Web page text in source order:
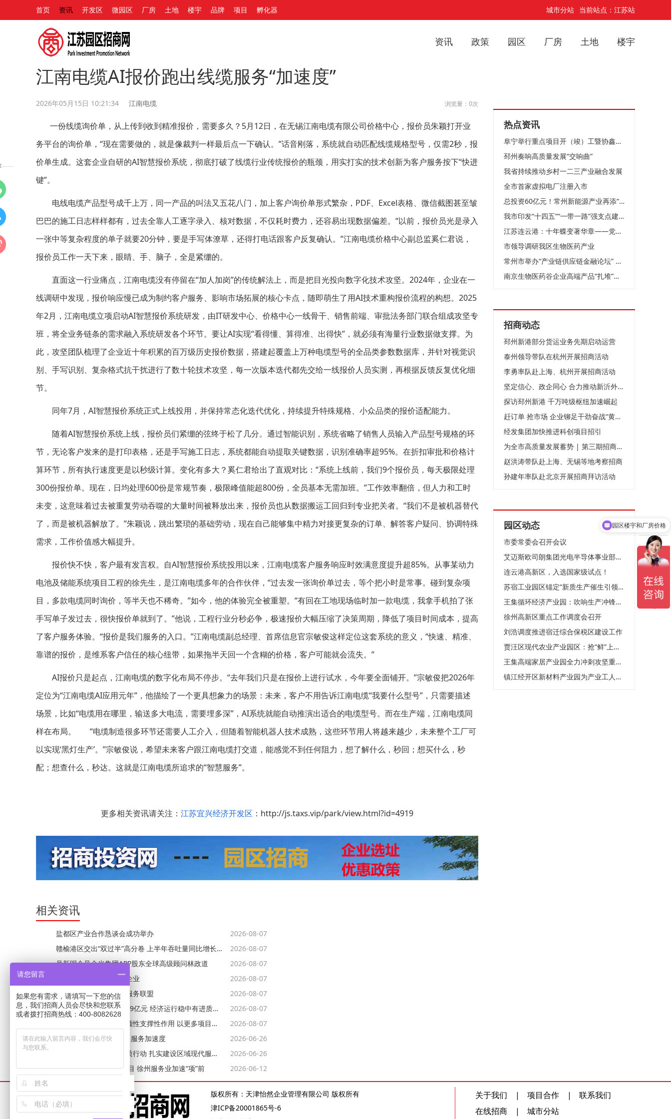
首页 资讯 开发区 微园区 厂房 土地 楼宇 品牌 项目 孵化器 城市分站 当前站点：江苏站
资讯 政策 园区 厂房 土地 楼宇
江南电缆AI报价跑出线缆服务“加速度”
2026年05月15日 10:21:34 江南电缆 浏览量：0次
一份线缆询价单，从上传到收到精准报价，需要多久？5月12日，在无锡江南电缆有限公司价格中心，报价员朱颖打开业
务平台的询价单，“现在需要做的，就是像裁判一样最后点一下确认。”话音刚落，系统就自动匹配线缆规格型号，仅需2秒，报
价单生成。这套企业自研的AI智慧报价系统，彻底打破了线缆行业传统报价的瓶颈，用实打实的技术创新为客户服务按下“快进
键”。
电线电缆产品型号成千上万，同一产品的叫法又五花八门，加上客户询价单形式繁杂，PDF、Excel表格、微信截图甚至皱
巴巴的施工日志样样都有，过去全靠人工逐字录入、核对数据，不仅耗时费力，还容易出现数据偏差。“以前，报价员光是录入
一张中等复杂程度的单子就要20分钟，要是手写体潦草，还得打电话跟客户反复确认。”江南电缆价格中心副总监奚仁君说，
报价员工作一天下来，眼睛、手、脑子，全是紧绷的。
直面这一行业痛点，江南电缆没有停留在“加人加岗”的传统解法上，而是把目光投向数字化技术攻坚。2024年，企业在一
线调研中发现，报价响应慢已成为制约客户服务、影响市场拓展的核心卡点，随即萌生了用AI技术重构报价流程的构想。2025
年2月，江南电缆立项启动AI智慧报价系统研发，由IT研发中心、价格中心一线骨干、销售前端、审批法务部门联合组成攻坚专
班，将全业务链条的需求融入系统研发各个环节。要让AI实现“看得懂、算得准、出得快”，就必须有海量行业数据做支撑。为
此，攻坚团队梳理了企业近十年积累的百万级历史报价数据，搭建起覆盖上万种电缆型号的全品类参数数据库，并针对视觉识
别、手写识别、复杂格式抗干扰进行了数十轮技术攻坚，每一次版本迭代都先交给一线报价人员实测，再根据反馈反复优化细
节。
同年7月，AI智慧报价系统正式上线投用，并保持常态化迭代优化，持续提升特殊规格、小众品类的报价适配能力。
随着AI智慧报价系统上线，报价员们紧绷的弦终于松了几分。通过智能识别，系统省略了销售人员输入产品型号规格的环
节，无论客户发来的是打印表格，还是手写施工日志，系统都能自动提取关键数据，识别准确率超95%。在折扣审批和价格计
算环节，所有执行速度更是以秒级计算。变化有多大？奚仁君给出了直观对比：“系统上线前，我们9个报价员，每天极限处理
300份报价单。现在，日均处理600份是常规节奏，极限峰值能超800份，全员基本无需加班。”工作效率翻倍，但人力和工时
未变，这意味着过去被重复劳动吞噬的大量时间被释放出来，报价员也从数据搬运工回归到专业把关者。“我们不是被机器替代
了，而是被机器解放了。”朱颖说，跳出繁琐的基础劳动，现在自己能够集中精力对接更复杂的订单、解答客户疑问、协调特殊
需求，工作价值感大幅提升。
报价快不快，客户最有发言权。自AI智慧报价系统投用以来，江南电缆客户服务响应时效满意度提升超85%。从事某动力
电池及储能系统项目工程的徐先生，是江南电缆多年的合作伙伴，“过去发一张询价单过去，等个把小时是常事。碰到复杂项
目，多款电缆同时询价，等半天也不稀奇。”如今，他的体验完全被重塑。“有回在工地现场临时加一款电缆，我拿手机拍了张
手写单子发过去，很快报价单就到了。”他说，工程行业分秒必争，极速报价大幅压缩了决策周期，降低了项目时间成本，提高
了客户服务体验。“报价是我们服务的入口。”江南电缆副总经理、首席信息官宗敏俊这样定位这套系统的意义，“快速、精准、
靠谱的报价，是维系客户信任的核心纽带，如果拖半天回一个含糊的价格，客户可能就会流失。”
AI报价只是起点，江南电缆的数字化布局不停步。“去年我们只是在报价上进行试水，今年要全面铺开。”宗敏俊把2026年
定位为“江南电缆AI应用元年”，他描绘了一个更具想象力的场景：未来，客户不用告诉江南电缆“我要什么型号”，只需要描述
场景，比如“电缆用在哪里，输送多大电流，需要埋多深”，AI系统就能自动推演出适合的电缆型号。而在生产端，江南电缆同
样在布局。 “电缆制造很多环节还需要人工介入，但随着智能机器人技术成熟，这些环节用人将越来越少，未来整个工厂可
以实现‘黑灯生产’。”宗敏俊说，希望未来客户跟江南电缆打交道，能感觉不到任何阻力，想了解什么，秒回；想买什么，秒
配；想查什么，秒达。这就是江南电缆所追求的“智慧服务”。
更多相关资讯请关注： 江苏宜兴经济开发区 ：http://js.taxs.vip/park/view.html?id=4919
相关资讯
盐都区产业合作恳谈会成功举办
2026-08-07
赣榆港区交出“双过半”高分卷 上半年吞吐量同比增长约8%
2026-08-07
吴新明会见金光集团APP股东全球高级顾问林政道
2026-08-07
王维调研部分重点外资企业
2026-08-07
常州成立OPC社区发展服务联盟
2026-08-07
上半年徐州GDP达4846.9亿元 经济运行稳中有进质效持续提升
2026-08-07
发挥重大项目关键性引领性支撑性作用 以更多项目实物量支撑经济大市挑大梁
2026-08-07
栖山镇“换位工作法”跑出服务加速度
2026-06-26
深入实施服务业扩能提质行动 扎实建设区域现代服务业高地
2026-06-26
591.8亿元投向216个项目 徐州服务业加速“项”前
2026-06-12
热点资讯
阜宁举行重点项目开（竣）工暨协鑫集成12GW光伏组件项目开工仪式
邳州奏响高质量发展“交响曲”
我省持续推动乡村一二三产业融合发展
全市首家虚拟电厂注册入市
总投资60亿元！常州新能源产业再添“猛将”！
我市印发“十四五”“一带一路”强支点建设规划
江苏连云港：十年蝶变著华章——党的十八大以来我市推进高质量发展纪实
市领导调研我区生物医药产业
常州市举办“产业链供应链金融论坛” 推动财金合作和融资创新
南京生物医药谷企业高端产品“扎堆”上市
招商动态
邳州新港部分货运业务先期启动运营
泰州领导带队在杭州开展招商活动
李勇率队赴上海、杭州开展招商活动
坚定信心、政企同心 合力推动新沂外贸高质量发展
探访邳州新港 千万吨级枢纽加速崛起
赶订单 抢市场 企业铆足干劲奋战“黄金周”
经发集团加快推进科创项目招引
为全市高质量发展蓄势 | 第三期招商队伍能力提升培训班开班
赵洪涛带队赴上海、无锡等地考察招商
孙建年率队赴北京开展招商拜访活动
园区动态
市委常委会召开会议
艾迈斯欧司朗集团光电半导体事业部高层来访无锡高新区
连云港高新区，入选国家级试点！
苏宿工业园区锚定“新质生产催生引领区”目标、全力竞逐低空经济新赛道
王集循环经济产业园：吹响生产冲锋号 跑出决战加速度
徐州高新区重点工作调度会召开
刘浩调度推进宿迁综合保税区建设工作
贾汪区现代农业产业园区：抢“鲜”上市 头茬草莓俏销市场
王集高端家居产业园全力冲刺攻坚重点项目建设
镇江经开区新材料产业园为产业工人赋能
关于我们 | 项目合作 |
联系我们
在线招商
| 城市分站
版权所有：天津怡然企业管理有限公司 版权所有
津ICP备20001865号-6
园区楼宇和厂房价格
请您留言
如果您有需求，请填写一下您的信
息，我们招商人员会尽快和您联系
或者拨打招商热线：400-8082628